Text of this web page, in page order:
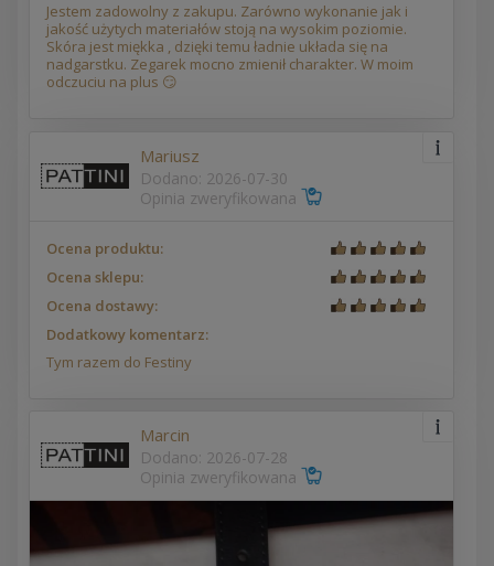
Jestem zadowolny z zakupu. Zarówno wykonanie jak i
jakość użytych materiałów stoją na wysokim poziomie.
Skóra jest miękka , dzięki temu ładnie układa się na
nadgarstku. Zegarek mocno zmienił charakter. W moim
odczuciu na plus 😏
Mariusz
Dodano: 2026-07-30
Opinia zweryfikowana
Ocena produktu:
Ocena sklepu:
Ocena dostawy:
Dodatkowy komentarz:
Tym razem do Festiny
Marcin
Dodano: 2026-07-28
Opinia zweryfikowana